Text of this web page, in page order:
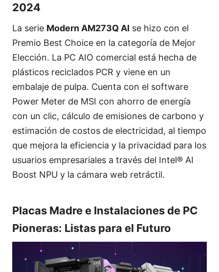
2024
La serie Modern AM273Q AI se hizo con el
Premio Best Choice en la categoría de Mejor
Elección. La PC AIO comercial está hecha de
plásticos reciclados PCR y viene en un
embalaje de pulpa. Cuenta con el software
Power Meter de MSI con ahorro de energía
con un clic, cálculo de emisiones de carbono y
estimación de costos de electricidad, al tiempo
que mejora la eficiencia y la privacidad para los
usuarios empresariales a través del Intel® AI
Boost NPU y la cámara web retráctil.
Placas Madre e Instalaciones de PC
Pioneras: Listas para el Futuro